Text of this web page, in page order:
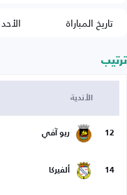
تاريخ المباراة
الأحد 28-02-2027
ترتيب
الأندية
12 ريو آفي
14 ألفيركا